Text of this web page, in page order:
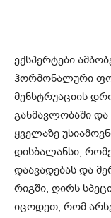
ექსპერტები
ჰორმონალური
მენსტრუაციის
განმავლობაში
ყველაზე
დისბალანსი,
დაავადებას და
რიგში, ღირს
იცოდეთ, რომ